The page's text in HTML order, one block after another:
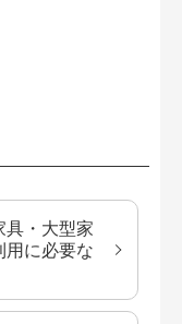
・大型家
用に必要な